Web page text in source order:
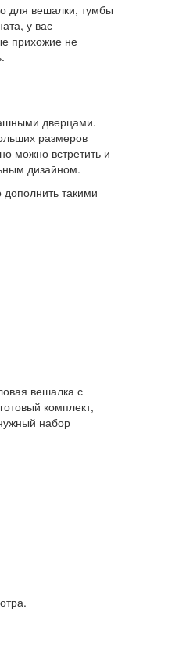
для вешалки, тумбы
у вас
прихожие не
дверцами.
размеров
можно встретить и
дизайном.
такими
вешалка с
комплект,
набор